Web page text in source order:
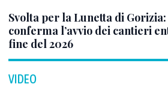
Svolta per la Lunetta di
conferma l’avvio dei cantieri
fine del 2026
VIDEO